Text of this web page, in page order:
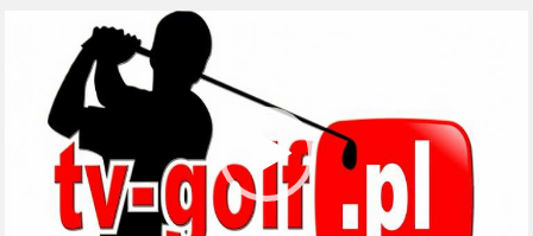
Odtwarzacz